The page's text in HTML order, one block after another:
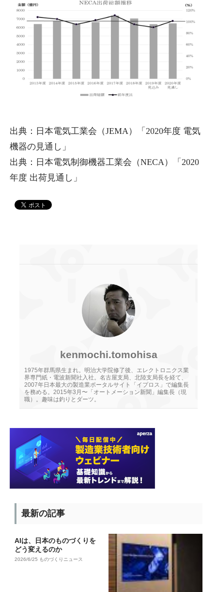
出典：日本電気工業会（JEMA）「2020年度 電気
機器の見通し」
出典：日本電気制御機器工業会（NECA）「2020
年度 出荷見通し」
kenmochi.tomohisa
1975年群馬県生まれ。明治大学院修了後、エレクトロニクス業
界専門紙・電波新聞社入社。名古屋支局、北陸支局長を経て、
2007年日本最大の製造業ポータルサイト「イプロス」で編集長
を務める。2015年3月〜「オートメーション新聞」編集長（現
職）。趣味は釣りとダーツ。
最新の記事
AIは、日本のものづくりを
どう変えるのか
2026/6/25 ものづくりニュース